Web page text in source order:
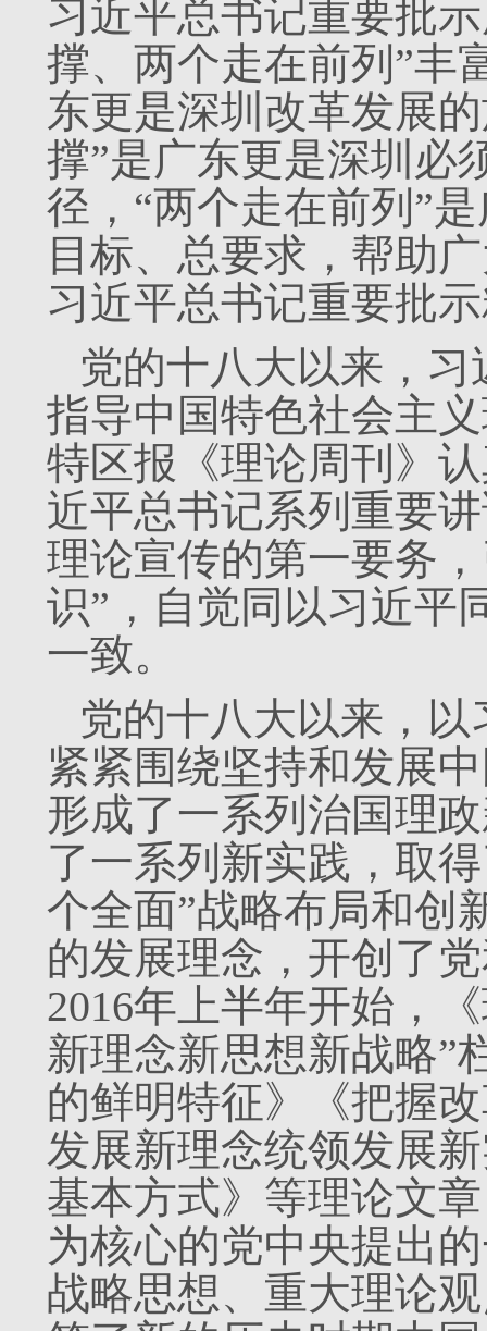
习近平总书记重要批
撑、两个走在前列”丰
东更是深圳改革发展
撑”是广东更是深圳必
径，“两个走在前列”
目标、总要求，帮助
习近平总书记重要批
党的十八大以来，
指导中国特色社会主
特区报《理论周刊》
近平总书记系列重要
理论宣传的第一要务
识”，自觉同以习近平
一致。
党的十八大以来，
紧紧围绕坚持和发展
形成了一系列治国理
了一系列新实践，取
个全面”战略布局和创
的发展理念，开创了
2016年上半年开始，
新理念新思想新战略”
的鲜明特征》《把握
发展新理念统领发展
基本方式》等理论文
为核心的党中央提出
战略思想、重大理论